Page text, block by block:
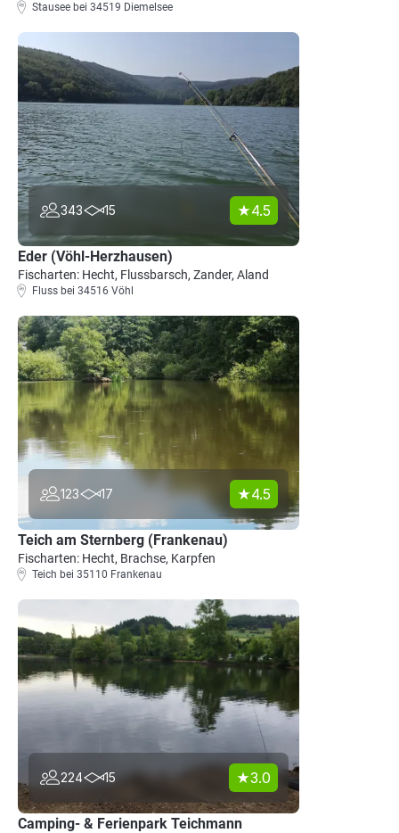
Stausee bei 34519 Diemelsee
343 15 4.5
Eder (Vöhl-Herzhausen)
Fischarten: Hecht, Flussbarsch, Zander, Aland
Fluss bei 34516 Vöhl
123 17 4.5
Teich am Sternberg (Frankenau)
Fischarten: Hecht, Brachse, Karpfen
Teich bei 35110 Frankenau
224 15 3.0
Camping- & Ferienpark Teichmann